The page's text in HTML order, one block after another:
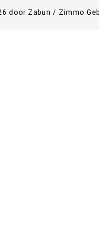
door Zabun / Zimmo